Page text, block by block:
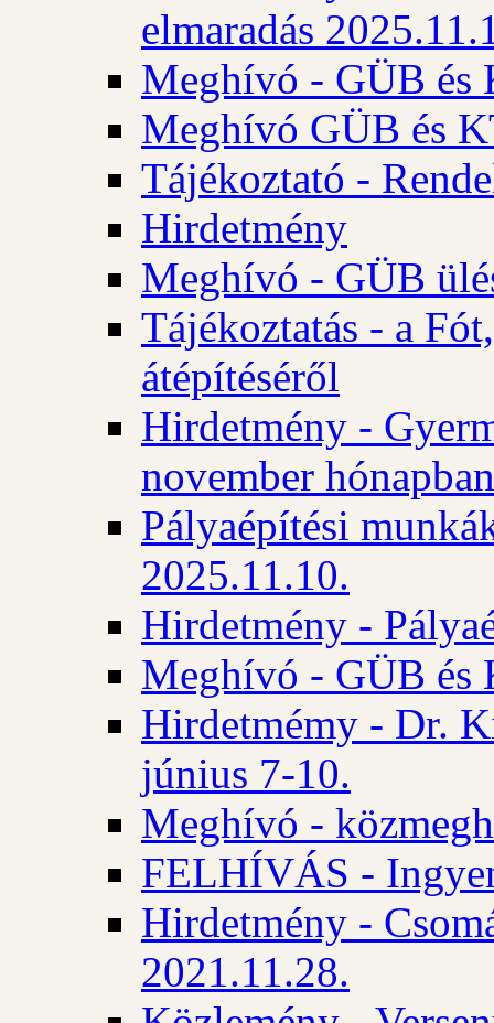
elmaradás
Meghívó - GÜB és
Meghívó GÜB és
Tájékoztató -
Hirdetmény
Meghívó - GÜB
Tájékoztatás - a
átépítéséről
Hirdetmény -
november hónapban
Pályaépítési
2025.11.10.
Hirdetmény -
Meghívó - GÜB és
Hirdetmémy - Dr.
június 7-10.
Meghívó -
FELHÍVÁS -
Hirdetmény -
2021.11.28.